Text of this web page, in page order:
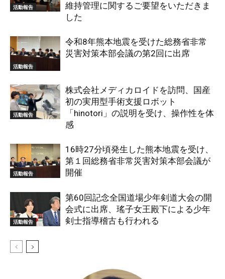
活動報告
維持管理に関するご要望をいただきま
した
活動報告
令和8年熊本地震を受けた総務省非常
災害対策本部会議の第2回に出席
活動報告
株式会社メディカロイドを訪問、国産
初の実用型手術支援ロボット
「hinotori」の説明を受け、操作性を体
感
活動報告
16時27分頃発生した熊本地震を受け、
第１回総務省非常災害対策本部会議が
開催
活動報告
第60回記念全国道場少年剣道大会の開
会式に出席、瑤子女王殿下による少年
剣士指導稽古も行われる